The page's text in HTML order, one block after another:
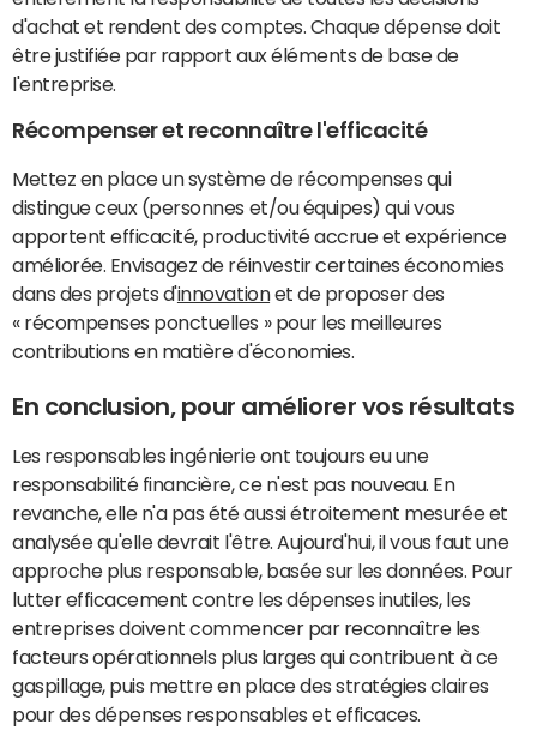
d'achat et rendent des comptes. Chaque dépense doit
être justifiée par rapport aux éléments de base de
l'entreprise.
Récompenser et reconnaître l'efficacité
Mettez en place un système de récompenses qui
distingue ceux (personnes et/ou équipes) qui vous
apportent efficacité, productivité accrue et expérience
améliorée. Envisagez de réinvestir certaines économies
dans des projets d'innovationet de proposer des
« récompenses ponctuelles » pour les meilleures
contributions en matière d'économies.
En conclusion, pour améliorer vos résultats
Les responsables ingénierie ont toujours eu une
responsabilité financière, ce n'est pas nouveau. En
revanche, elle n'a pas été aussi étroitement mesurée et
analysée qu'elle devrait l'être. Aujourd'hui, il vous faut une
approche plus responsable, basée sur les données. Pour
lutter efficacement contre les dépenses inutiles, les
entreprises doivent commencer par reconnaître les
facteurs opérationnels plus larges qui contribuent à ce
gaspillage, puis mettre en place des stratégies claires
pour des dépenses responsables et efficaces.